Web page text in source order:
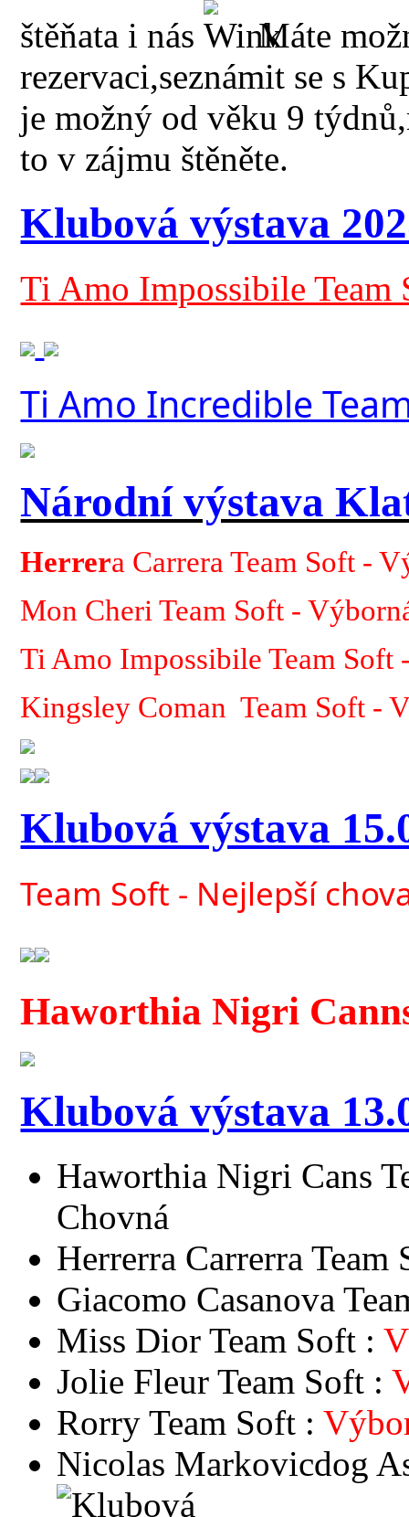
štěňata i nás
Máte
rezervaci,seznámit se s
je možný od věku 9
to v zájmu štěněte.
Klubová výstava
Ti Amo Impossibile Team
Ti Amo Incredible
Národní výstava
Herrera Carrera Team Soft -
Mon Cheri Team Soft -
Ti Amo Impossibile Team Soft
Kingsley Coman Team Soft -
Klubová výstava
Team Soft - Nejlepší
Haworthia Nigri
Klubová výstava
Haworthia Nigri Cans
Chovná
Herrerra Carrerra
Giacomo Casanova
Miss Dior Team Soft :
Jolie Fleur Team Soft :
Rorry Team Soft :
Nicolas Markovicdog